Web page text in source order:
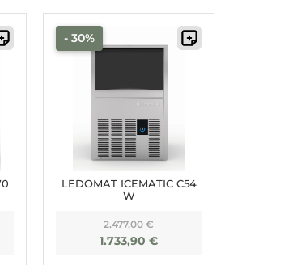
- 30%
LEDOMAT ICEMATIC C54
W
2.477,00€
1.733,90 €